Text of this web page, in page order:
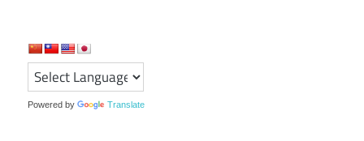
シ
ョ
Powered by Translate